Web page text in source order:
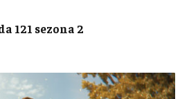
121 sezona 2